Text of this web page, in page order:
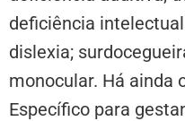
deficiência
dislexia;
monocular. Há ainda
Específico para